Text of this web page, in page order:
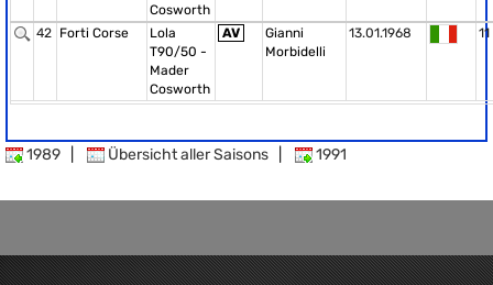
Cosworth
42 Forti Corse
Lola
T90/50 -
Mader
Cosworth
AV
Gianni
Morbidelli
13.01.1968 11
1989 Übersicht aller Saisons 1991